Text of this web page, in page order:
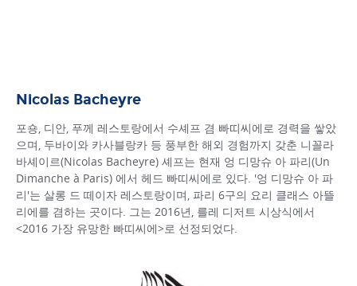
Nicolas Bacheyre
포숑, 디안, 푸께 레스토랑에서 수셰프 겸 빠띠씨에로 경력을 쌓았
으며, 두바이와 카사블랑카 등 풍부한 해외 경험까지 갖춘 니꼴라
바셰이르(Nicolas Bacheyre) 셰프는 현재 엉 디망슈 아 파리(Un
Dimanche à Paris) 에서 헤드 빠띠씨에로 있다. '엉 디망슈 아 파
리'는 살롱 드 떼이자 레스토랑이며, 파리 6구의 요리 클래스 아뜰
리에를 겸하는 곳이다. 그는 2016년, 를레 디저트 시상식에서
<2016 가장 유망한 빠띠씨에>로 선정되었다.